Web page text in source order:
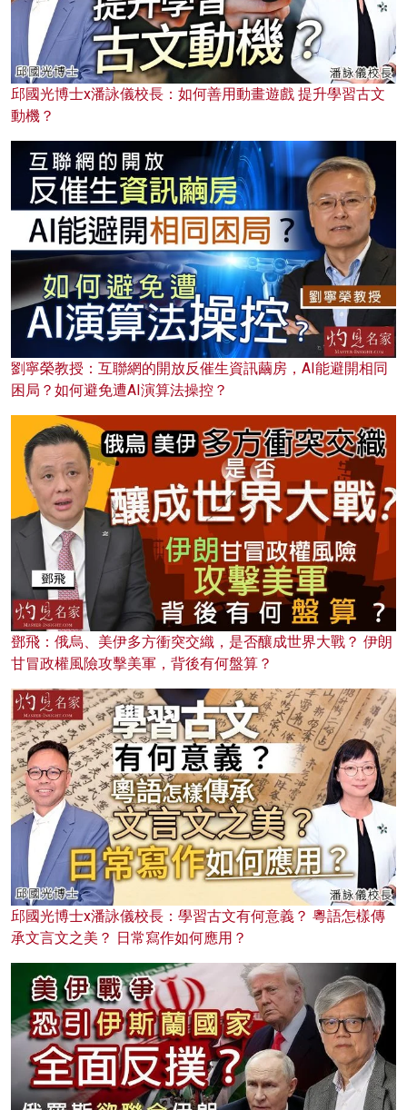
邱國光博士x潘詠儀校長：如何善用動畫遊戲 提升學習古文
動機？
劉寧榮教授：互聯網的開放反催生資訊繭房，AI能避開相同
困局？如何避免遭AI演算法操控？
鄧飛：俄烏、美伊多方衝突交織，是否釀成世界大戰？ 伊朗
甘冒政權風險攻擊美軍，背後有何盤算？
邱國光博士x潘詠儀校長：學習古文有何意義？ 粵語怎樣傳
承文言文之美？ 日常寫作如何應用？